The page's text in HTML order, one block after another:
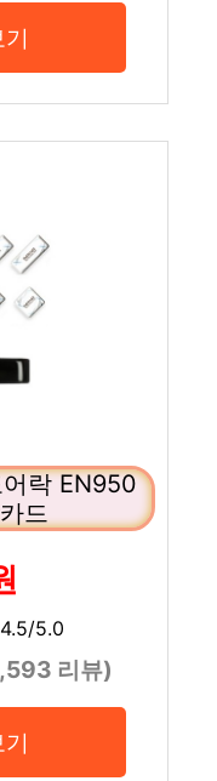
락 EN950
드
4.5/5.0
리뷰)